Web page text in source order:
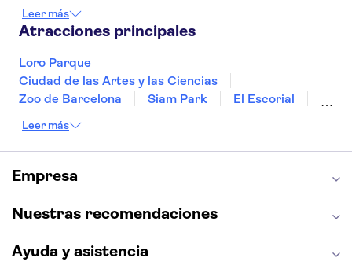
Bilbao
Menorca Granada
Vigo
Leer más
Atracciones principales
Loro Parque
Ciudad de las Artes y las Ciencias
Zoo de Barcelona
Siam Park
El Escorial
Cueva de Nerja
Capilla Sixtina
Montserrat
Museo del Louvre
Casa Batlló
Estadio Santiago Bernabéu
Alhambra
Leer más
Empresa
Nuestras recomendaciones
Ayuda y asistencia